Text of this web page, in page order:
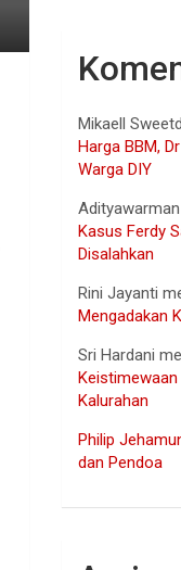
Mikaell
Harga BBM,
Warga DIY
Adityawarman
Kasus Ferdy
Disalahkan
Rini Jayanti
Mengadakan
Sri Hardani
Keistimewaan
Kalurahan
Philip
dan Pendoa